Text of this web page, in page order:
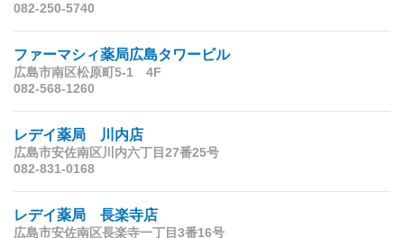
082-250-5740
ファーマシィ薬局広島タワービル
広島市南区松原町5-1 4F
082-568-1260
レデイ薬局 川内店
広島市安佐南区川内六丁目27番25号
082-831-0168
レデイ薬局 長楽寺店
広島市安佐南区長楽寺一丁目3番16号